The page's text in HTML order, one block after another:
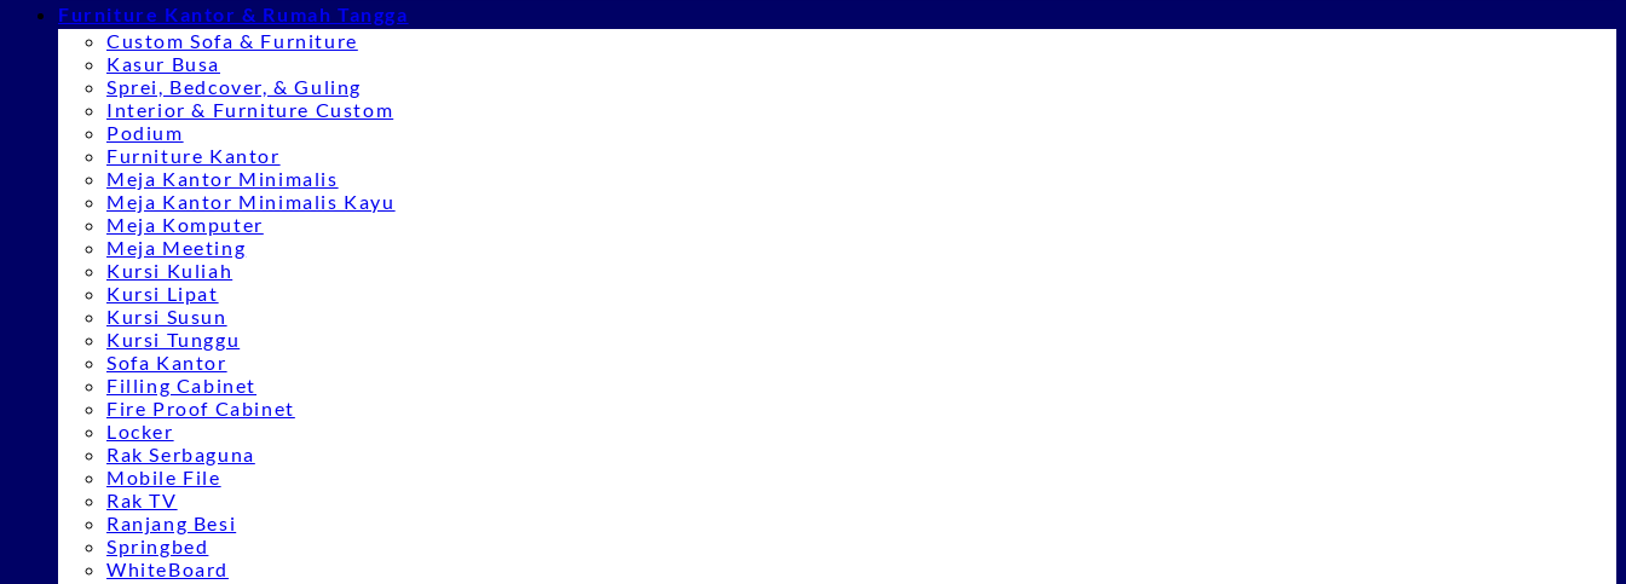
Furniture Kantor & Rumah Tangga
Custom Sofa & Furniture
Kasur Busa
Sprei, Bedcover, & Guling
Interior & Furniture Custom
Podium
Furniture Kantor
Meja Kantor Minimalis
Meja Kantor Minimalis Kayu
Meja Komputer
Meja Meeting
Kursi Kuliah
Kursi Lipat
Kursi Susun
Kursi Tunggu
Sofa Kantor
Filling Cabinet
Fire Proof Cabinet
Locker
Rak Serbaguna
Mobile File
Rak TV
Ranjang Besi
Springbed
WhiteBoard